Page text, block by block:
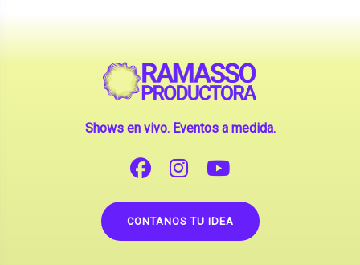
Shows en vivo. Eventos a medida.
CONTANOS TU IDEA